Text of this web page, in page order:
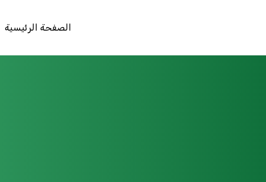
الصفحة الرئيسية